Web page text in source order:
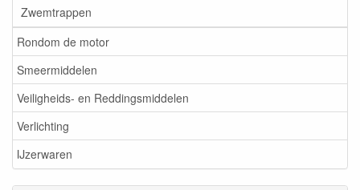
Zwemtrappen
Rondom de motor
Smeermiddelen
Veiligheids- en Reddingsmiddelen
Verlichting
IJzerwaren